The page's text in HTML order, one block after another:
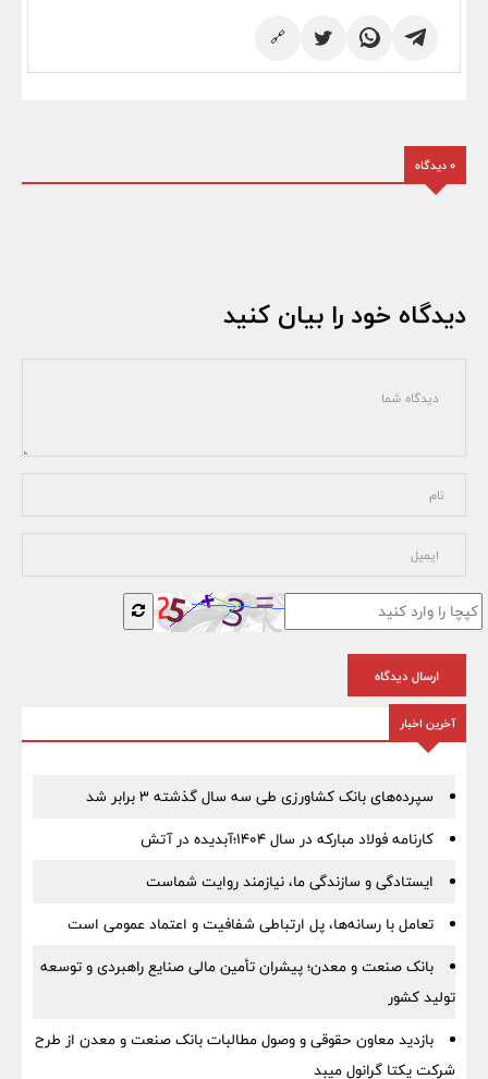
🔗
0 دیدگاه
دیدگاه خود را بیان کنید
ارسال دیدگاه
آخرین اخبار
سپرده‌های بانک کشاورزی طی سه سال گذشته ۳ برابر شد
کارنامه فولاد مبارکه در سال ۱۴۰۴؛آبدیده در آتش
ایستادگی و سازندگی ما، نیازمند روایت شماست
تعامل با رسانه‌ها، پل ارتباطی شفافیت و اعتماد عمومی است
بانک صنعت و معدن؛ پیشران تأمین مالی صنایع راهبردی و توسعه
تولید کشور
بازدید معاون حقوقی و وصول مطالبات بانک صنعت و معدن از طرح
شرکت یکتا گرانول میبد